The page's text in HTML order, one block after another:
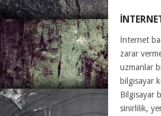
İnternet
zarar
uzmanlar
bilgisayar
Bilgisayar
sinirlilik,